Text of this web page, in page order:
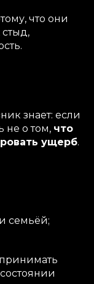
что они
стыд,
знает: если
не о том, что
ущерб.
семьёй;